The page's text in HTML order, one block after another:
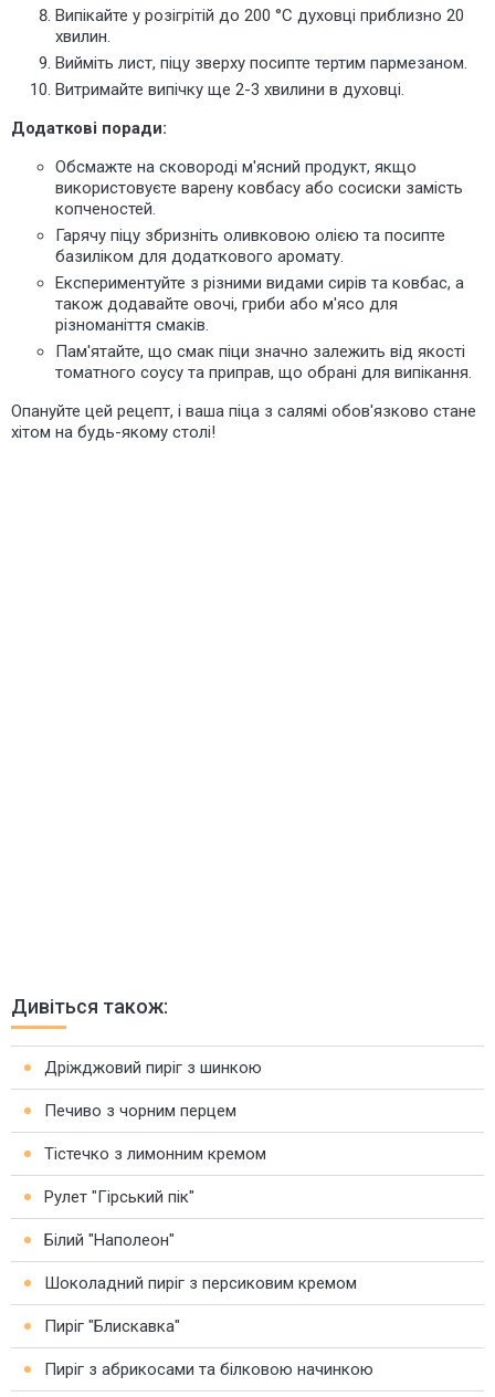
Випікайте у розігрітій до 200 °C духовці приблизно 20
хвилин.
Вийміть лист, піцу зверху посипте тертим пармезаном.
Витримайте випічку ще 2-3 хвилини в духовці.
Додаткові поради:
Обсмажте на сковороді м'ясний продукт, якщо
використовуєте варену ковбасу або сосиски замість
копченостей.
Гарячу піцу збризніть оливковою олією та посипте
базиліком для додаткового аромату.
Експериментуйте з різними видами сирів та ковбас, а
також додавайте овочі, гриби або м'ясо для
різноманіття смаків.
Пам'ятайте, що смак піци значно залежить від якості
томатного соусу та приправ, що обрані для випікання.
Опануйте цей рецепт, і ваша піца з салямі обов'язково стане
хітом на будь-якому столі!
Дивіться також:
Дріжджовий пиріг з шинкою
Печиво з чорним перцем
Тістечко з лимонним кремом
Рулет "Гірський пік"
Білий "Наполеон"
Шоколадний пиріг з персиковим кремом
Пиріг "Блискавка"
Пиріг з абрикосами та білковою начинкою